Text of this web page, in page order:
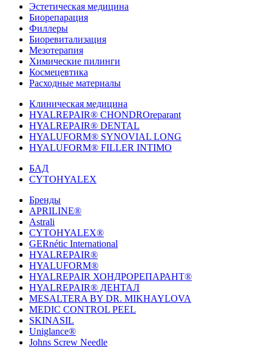
Эстетическая медицина
Биорепарация
Филлеры
Биоревитализация
Мезотерапия
Химические пилинги
Космецевтика
Расходные материалы
Клиническая медицина
HYALREPAIR® CHONDROreparant
HYALREPAIR® DENTAL
HYALUFORM® SYNOVIAL LONG
HYALUFORM® FILLER INTIMO
БАД
CYTOHYALEX
Бренды
APRILINE®
Astrali
CYTOHYALEX®
GERnétic International
HYALREPAIR®
HYALUFORM®
HYALREPAIR ХОНДРОРЕПАРАНТ®
HYALREPAIR® ДЕНТАЛ
MESALTERA BY DR. MIKHAYLOVA
MEDIC CONTROL PEEL
SKINASIL
Uniglance®
Johns Screw Needle